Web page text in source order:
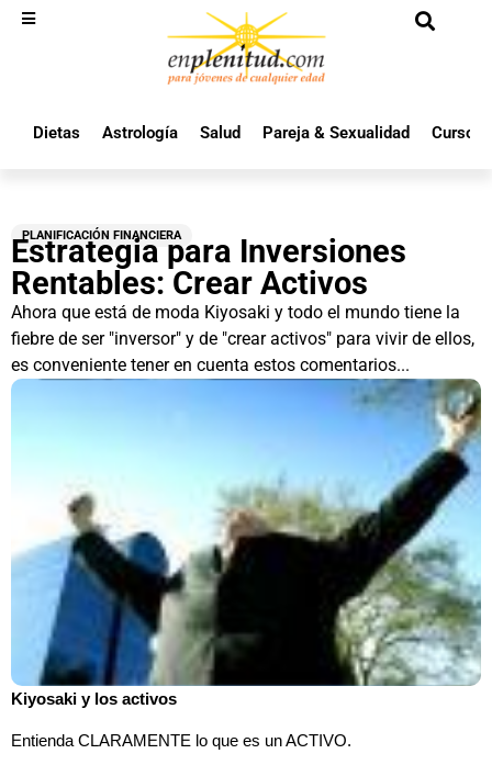
Dietas Astrología Salud Pareja & Sexualidad Cursos
PLANIFICACIÓN FINANCIERA
Estrategia para Inversiones
Rentables: Crear Activos
Ahora que está de moda Kiyosaki y todo el mundo tiene la
fiebre de ser "inversor" y de "crear activos" para vivir de ellos,
es conveniente tener en cuenta estos comentarios...
Kiyosaki y los activos
Entienda CLARAMENTE lo que es un ACTIVO.